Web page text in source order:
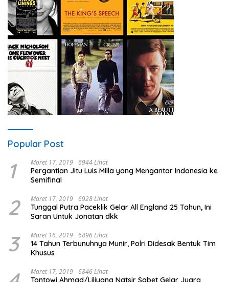
Popular Post
1 Maret 17, 2019 6944 Lihat
Pergantian Jitu Luis Milla yang Mengantar Indonesia ke
Semifinal
2 Maret 17, 2019 6928 Lihat
Tunggal Putra Paceklik Gelar All England 25 Tahun, Ini
Saran Untuk Jonatan dkk
3 Maret 16, 2019 6896 Lihat
14 Tahun Terbunuhnya Munir, Polri Didesak Bentuk Tim
Khusus
Maret 17, 2019 6846 Lihat
Tontowi Ahmad/Liliyana Natsir Sabet Gelar Juara